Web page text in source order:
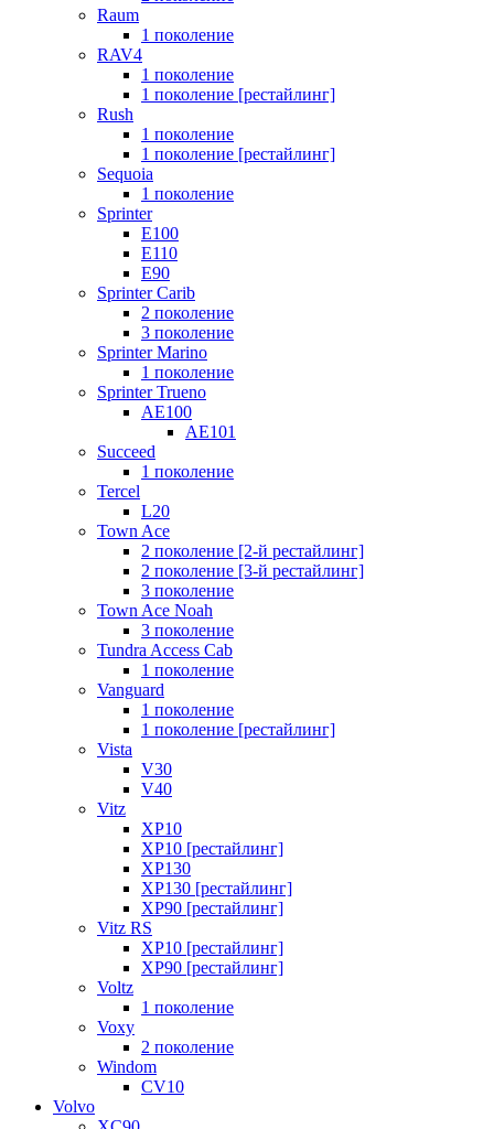
Raum
1 поколение
RAV4
1 поколение
1 поколение [рестайлинг]
Rush
1 поколение
1 поколение [рестайлинг]
Sequoia
1 поколение
Sprinter
E100
E110
E90
Sprinter Carib
2 поколение
3 поколение
Sprinter Marino
1 поколение
Sprinter Trueno
AE100
AE101
Succeed
1 поколение
Tercel
L20
Town Ace
2 поколение [2-й рестайлинг]
2 поколение [3-й рестайлинг]
3 поколение
Town Ace Noah
3 поколение
Tundra Access Cab
1 поколение
Vanguard
1 поколение
1 поколение [рестайлинг]
Vista
V30
V40
Vitz
XP10
XP10 [рестайлинг]
XP130
XP130 [рестайлинг]
XP90 [рестайлинг]
Vitz RS
XP10 [рестайлинг]
XP90 [рестайлинг]
Voltz
1 поколение
Voxy
2 поколение
Windom
СV10
Volvo